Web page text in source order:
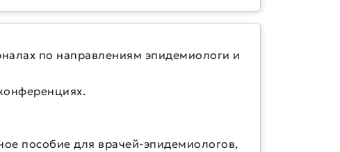
по направлениям эпидемиологи и
пособие для врачей-эпидемиологов,